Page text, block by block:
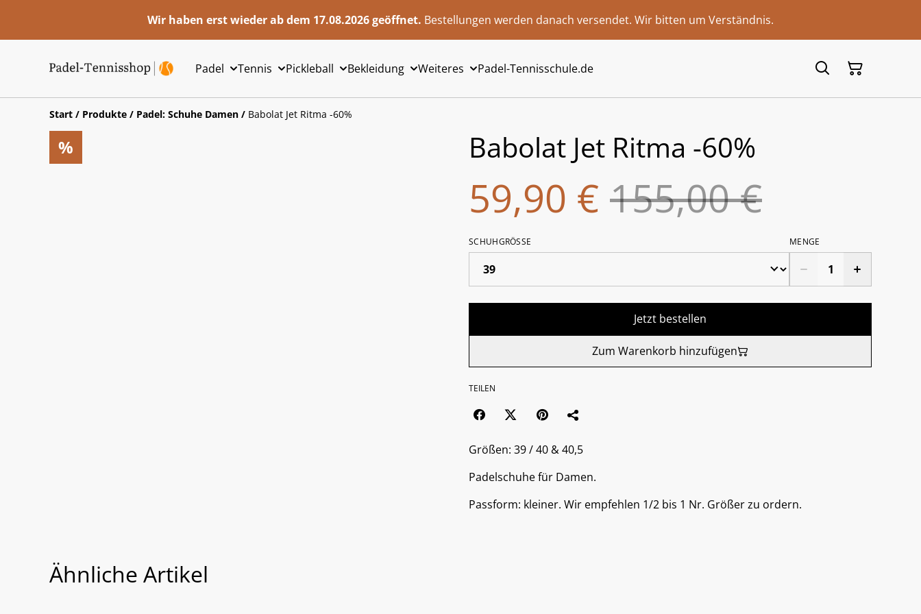
Wir haben erst wieder ab dem 17.08.2026 geöffnet. Bestellungen werden danach versendet. Wir bitten um Verständnis.
Padel Tennis Pickleball Bekleidung Weiteres Padel-Tennisschule.de
Start / Produkte / Padel: Schuhe Damen / Babolat Jet Ritma -60%
% Babolat Jet Ritma -60%
59,90 € 155,00 €
SCHUHGRÖSSE MENGE
Jetzt bestellen
Zum Warenkorb hinzufügen
TEILEN
Größen: 39 / 40 & 40,5
Padelschuhe für Damen.
Passform: kleiner. Wir empfehlen 1/2 bis 1 Nr. Größer zu ordern.
Ähnliche Artikel